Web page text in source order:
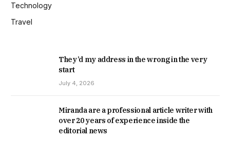
Technology
Travel
They’d my address in the wrong in the very
start
July 4, 2026
Miranda are a professional article writer with
over 20 years of experience inside the
editorial news